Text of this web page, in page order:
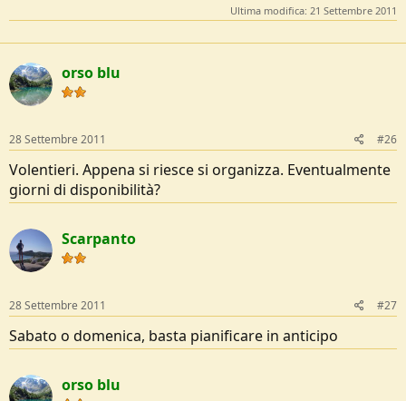
Ultima modifica: 21 Settembre 2011
orso blu
28 Settembre 2011 #26
Volentieri. Appena si riesce si organizza. Eventualmente
giorni di disponibilità?
Scarpanto
28 Settembre 2011 #27
Sabato o domenica, basta pianificare in anticipo
orso blu